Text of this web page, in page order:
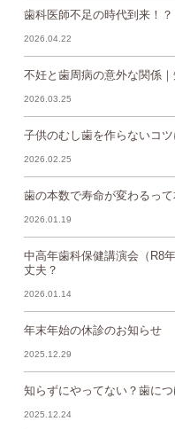
歯科医師不足の時代到来！？
2026.04.22
不妊と歯周病の意外な関係
2026.03.25
子供のむし歯を作らないコ
2026.02.25
歯の本数で寿命が変わるって
2026.01.19
中高年歯科保健講演会（R8
丈夫？
2026.01.14
年末年始の休診のお知らせ
2025.12.29
知らずにやってない？歯に
2025.12.24